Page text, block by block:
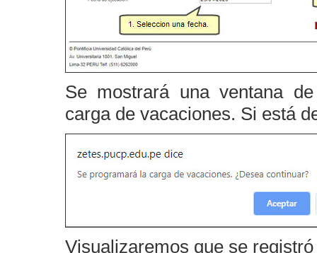
Se mostrará una ventana
carga de vacaciones. Si está
Visualizaremos que se